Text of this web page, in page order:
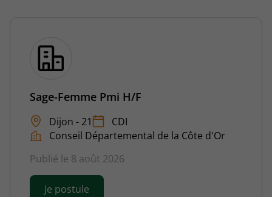
Sage-Femme Pmi H/F
Dijon - 21
CDI
Conseil Départemental de la Côte d'Or
Publié le 8 août 2026
Je postule